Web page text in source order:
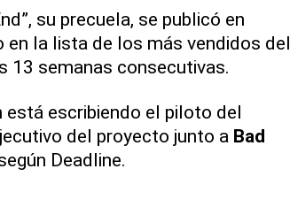
su precuela, se publicó en
en la lista de los más vendidos del
13 semanas consecutivas.
está escribiendo el piloto del
del proyecto junto a Bad
Deadline.